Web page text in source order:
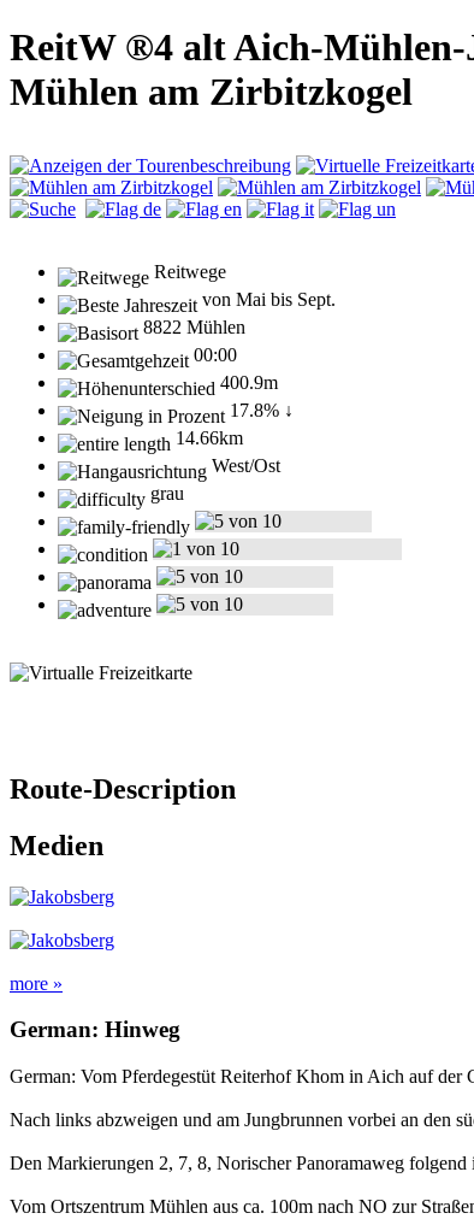
ReitW ®4 alt Aich-
Mühlen am Zirbitzkogel
Reitwege
von Mai bis Sept.
8822 Mühlen
00:00
400.9m
17.8% ↓
14.66km
West/Ost
grau
Route-Description
Medien
more »
German: Hinweg
German: Vom Pferdegestüt Reiterhof Khom in Aich auf der
Nach links abzweigen und am Jungbrunnen vorbei an den
Den Markierungen 2, 7, 8, Norischer Panoramaweg folgend
Vom Ortszentrum Mühlen aus ca. 100m nach NO zur